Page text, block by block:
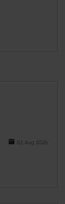
03.Aug.2026